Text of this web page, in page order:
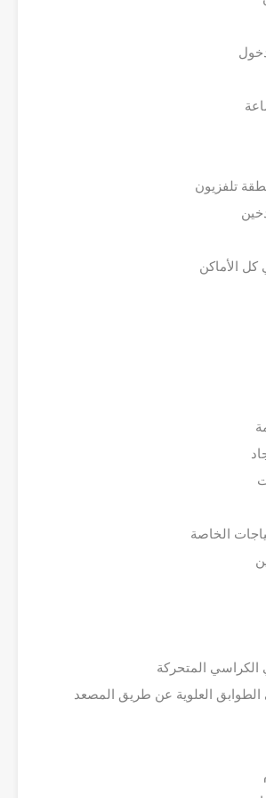
تلفزيون
كل الأماكن
الخاصة
المتحركة
العلوية عن طريق المصعد